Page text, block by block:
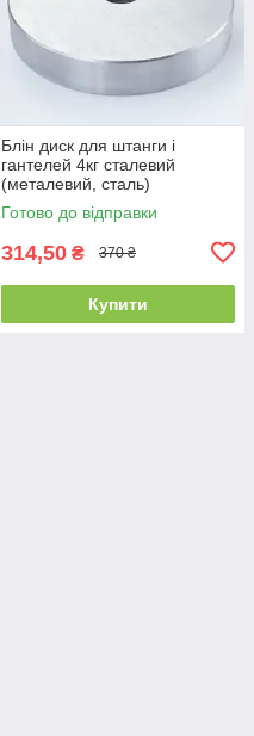
Блін диск для штанги і
гантелей 4кг сталевий
(металевий, сталь)
Готово до відправки
314,50 ₴ 370 ₴
Купити